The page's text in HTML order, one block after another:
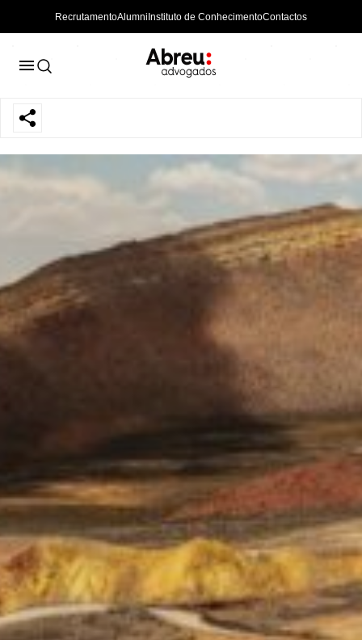
RecrutamentoAlumni Instituto de ConhecimentoContactos